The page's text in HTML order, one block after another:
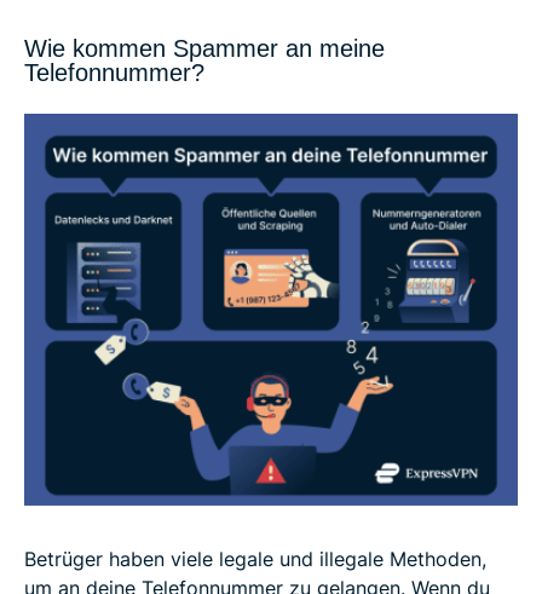
Wie kommen Spammer an meine
Telefonnummer?
Betrüger haben viele legale und illegale Methoden,
um an deine Telefonnummer zu gelangen. Wenn du